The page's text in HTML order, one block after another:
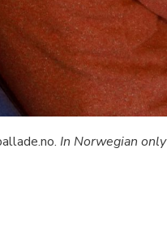
In Norwegian only